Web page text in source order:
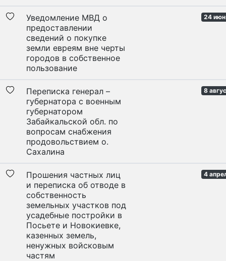
Уведомление МВД о
предоставлении
сведений о покупке
земли евреям вне черты
городов в собственное
пользование
24
Переписка генерал –
губернатора с военным
губернатором
Забайкальской обл. по
вопросам снабжения
продовольствием о.
Сахалина
8
Прошения частных лиц
и переписка об отводе в
собственность
земельных участков под
усадебные постройки в
Посьете и Новокиевке,
казенных земель,
ненужных войсковым
частям
4